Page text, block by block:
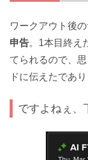
ワークアウト後
申告。1本目終え
てられるので、
ドに伝えたであり
ですよねぇ、